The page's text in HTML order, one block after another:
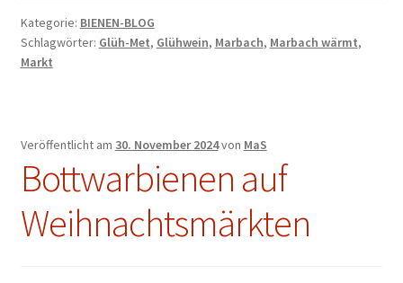
Kategorie: BIENEN-BLOG
Schlagwörter: Glüh-Met, Glühwein, Marbach, Marbach wärmt,
Markt
Veröffentlicht am 30. November 2024von MaS
Bottwarbienen auf
Weihnachtsmärkten